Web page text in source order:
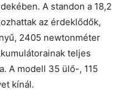
A standon a 18,2
az érdeklődők,
2405 newtonméter
teljes
A modell 35 ülő-, 115
kínál.